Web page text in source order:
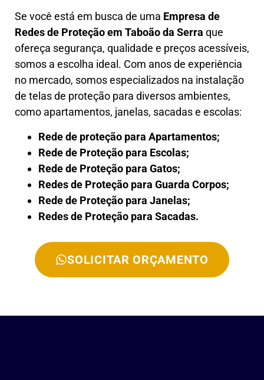
Se você está em busca de uma Empresa de
Redes de Proteção em Taboão da Serra que
ofereça segurança, qualidade e preços acessíveis,
somos a escolha ideal. Com anos de experiência
no mercado, somos especializados na instalação
de telas de proteção para diversos ambientes,
como apartamentos, janelas, sacadas e escolas:
Rede de proteção para Apartamentos;
Rede de Proteção para Escolas;
Rede de Proteção para Gatos;
Redes de Proteção para Guarda Corpos;
Rede de Proteção para Janelas;
Redes de Proteção para Sacadas.
SOLICITAR ORÇAMENTO